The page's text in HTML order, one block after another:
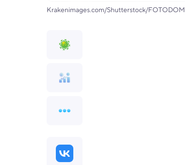
Krakenimages.com/Shutterstock/FOTODOM